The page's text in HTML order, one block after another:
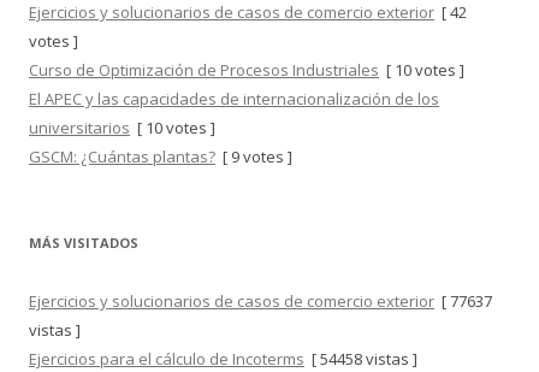
Ejercicios y solucionarios de casos de comercio exterior [ 42
votes ]
Curso de Optimización de Procesos Industriales [ 10 votes ]
El APEC y las capacidades de internacionalización de los
universitarios [ 10 votes ]
GSCM: ¿Cuántas plantas? [ 9 votes ]
MÁS VISITADOS
Ejercicios y solucionarios de casos de comercio exterior [ 77637
vistas ]
Ejercicios para el cálculo de Incoterms [ 54458 vistas ]